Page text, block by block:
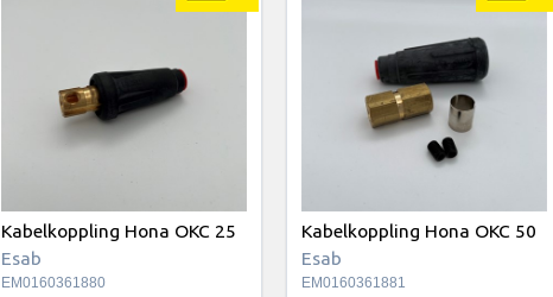
Kabelkoppling Hona OKC 25
Esab
EM0160361880
Kabelkoppling Hona OKC 50
Esab
EM0160361881